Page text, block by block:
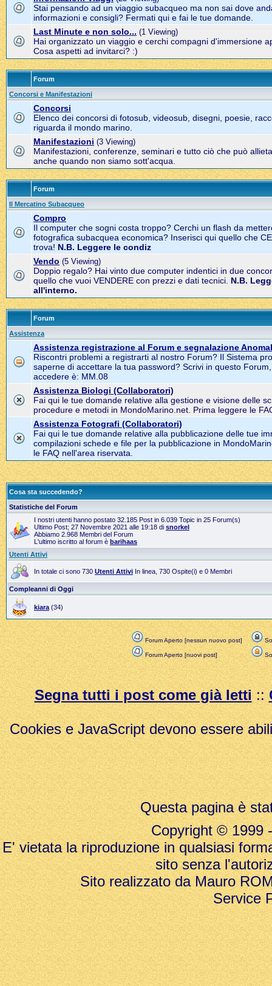
Stai pensando ad un viaggio subacqueo ma non sai dove
informazioni e consigli? Fermati qui e fai le tue domande.
Last Minute e non solo... (1 Viewing)
Hai organizzato un viaggio e cerchi compagni d'immersione
Cosa aspetti ad invitarci? :)
Forum
Concorsi e Manifestazioni
Concorsi
Elenco dei concorsi di fotosub, videosub, disegni, poesie,
riguarda il mondo marino.
Manifestazioni (3 Viewing)
Manifestazioni, conferenze, seminari e tutto ciò che può
anche quando non siamo sott'acqua.
Forum
Il Mercatino Subacqueo
Compro
Il computer che sogni costa troppo? Cerchi un flash da
fotografica subacquea economica? Inserisci qui quello che
trova! N.B. Leggere le condiz
Vendo (5 Viewing)
Doppio regalo? Hai vinto due computer indentici in due
quello che vuoi VENDERE con prezzi e dati tecnici. N.B.
all'interno.
Forum
Assistenza
Assistenza registrazione al Forum e segnalazione
Riscontri problemi a registrarti al nostro Forum? Il Sistema
saperne di accettare la tua password? Scrivi in questo
accedere è: MM.08
Assistenza Biologi (Collaboratori)
Fai qui le tue domande relative alla gestione e visione delle
procedure e metodi in MondoMarino.net. Prima leggere le
Assistenza Fotografi (Collaboratori)
Fai qui le tue domande relative alla pubblicazione delle tue
compilazioni schede e file per la pubblicazione in
le FAQ nell'area riservata.
Cosa sta succedendo?
Statistiche del Forum
I nostri utenti hanno postato 32.185 Post in 6.039 Topic in 25 Forum(s)
Ultimo Post; 27 Novembre 2021 alle 19:18 di snorkel
Abbiamo 2.968 Membri del Forum
L'ultimo iscritto al forum è barihaas
Utenti Attivi
In totale ci sono 730 Utenti Attivi In linea, 730 Ospite(i) e 0 Membri
Compleanni di Oggi
kiara (34)
Forum Aperto [nessun nuovo post]
Forum Aperto [nuovi post]
Segna tutti i post come già letti::
Cookies e JavaScript devono essere
Questa pagina è
Copyright © 1999
E' vietata la riproduzione in qualsiasi
sito senza
Sito realizzato da Mauro
Service